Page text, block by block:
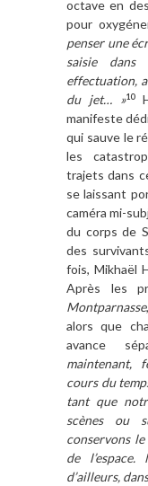
octave en
pour
penser une
saisie dans
effectuation,
du jet… »10
manifeste
qui sauve le
les
trajets dans
se laissant
caméra mi-
du corps de
des
fois, Mikhaël
Après les
Montparnasse
alors que
avance
maintenant,
cours du
tant que
scènes ou
conservons
de
d’ailleurs,